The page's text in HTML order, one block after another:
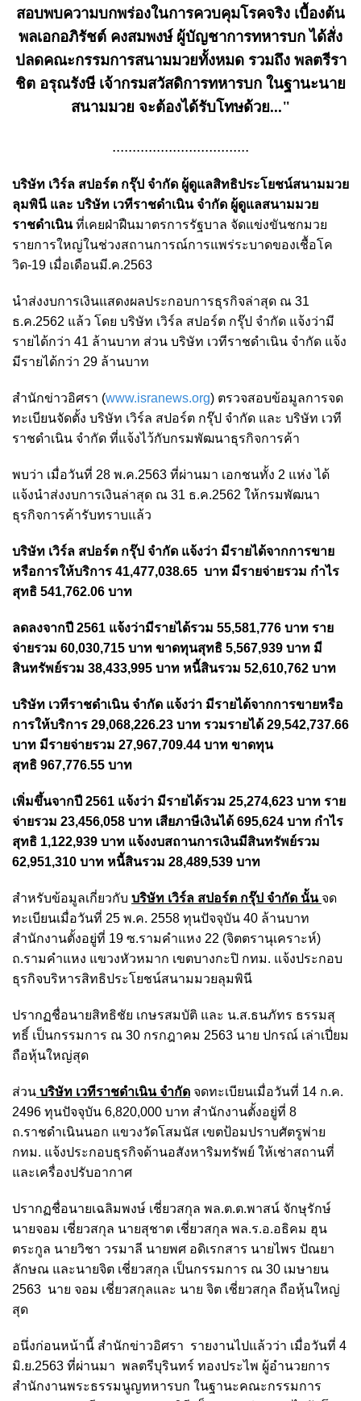
สอบพบความบกพร่องในการควบคุมโรคจริง เบื้องต้น
พลเอกอภิรัชต์ คงสมพงษ์ ผู้บัญชาการทหารบก ได้สั่ง
ปลดคณะกรรมการสนามมวยทั้งหมด รวมถึง พลตรีรา
ชิต อรุณรังษี เจ้ากรมสวัสดิการทหารบก ในฐานะนาย
สนามมวย จะต้องได้รับโทษด้วย..."
..................................
บริษัท เวิร์ล สปอร์ต กรุ๊ป จำกัด ผู้ดูแลสิทธิประโยชน์สนามมวย
ลุมพินี และ บริษัท เวทีราชดำเนิน จำกัด ผู้ดูแลสนามมวย
ราชดำเนินที่เคยฝ่าฝืนมาตรการรัฐบาล จัดแข่งขันชกมวย
รายการใหญ่ในช่วงสถานการณ์การแพร่ระบาดของเชื้อโค
วิด-19 เมื่อเดือนมี.ค.2563
นำส่งงบการเงินแสดงผลประกอบการธุรกิจล่าสุด ณ 31
ธ.ค.2562 แล้ว โดย บริษัท เวิร์ล สปอร์ต กรุ๊ป จำกัด แจ้งว่ามี
รายได้กว่า 41 ล้านบาท ส่วน บริษัท เวทีราชดำเนิน จำกัด แจ้ง
มีรายได้กว่า 29 ล้านบาท
สำนักข่าวอิศรา (www.isranews.org) ตรวจสอบข้อมูลการจด
ทะเบียนจัดตั้ง บริษัท เวิร์ล สปอร์ต กรุ๊ป จำกัด และ บริษัท เวที
ราชดำเนิน จำกัด ที่แจ้งไว้กับกรมพัฒนาธุรกิจการค้า
พบว่า เมื่อวันที่ 28 พ.ค.2563 ที่ผ่านมา เอกชนทั้ง 2 แห่ง ได้
แจ้งนำส่งงบการเงินล่าสุด ณ 31 ธ.ค.2562 ให้กรมพัฒนา
ธุรกิจการค้ารับทราบแล้ว
บริษัท เวิร์ล สปอร์ต กรุ๊ป จำกัด แจ้งว่า มีรายได้จากการขาย
หรือการให้บริการ 41,477,038.65 บาท มีรายจ่ายรวม กำไร
สุทธิ 541,762.06 บาท
ลดลงจากปี 2561 แจ้งว่ามีรายได้รวม 55,581,776 บาท ราย
จ่ายรวม 60,030,715 บาท ขาดทุนสุทธิ 5,567,939 บาท มี
สินทรัพย์รวม 38,433,995 บาท หนี้สินรวม 52,610,762 บาท
บริษัท เวทีราชดำเนิน จำกัด แจ้งว่า มีรายได้จากการขายหรือ
การให้บริการ 29,068,226.23 บาท รวมรายได้ 29,542,737.66
บาท มีรายจ่ายรวม 27,967,709.44 บาท ขาดทุน
สุทธิ 967,776.55 บาท
เพิ่มขึ้นจากปี 2561 แจ้งว่า มีรายได้รวม 25,274,623 บาท ราย
จ่ายรวม 23,456,058 บาท เสียภาษีเงินได้ 695,624 บาท กำไร
สุทธิ 1,122,939 บาท แจ้งงบสถานการเงินมีสินทรัพย์รวม
62,951,310 บาท หนี้สินรวม 28,489,539 บาท
สำหรับข้อมูลเกี่ยวกับ บริษัท เวิร์ล สปอร์ต กรุ๊ป จำกัด นั้น จด
ทะเบียนเมื่อวันที่ 25 พ.ค. 2558 ทุนปัจจุบัน 40 ล้านบาท
สำนักงานตั้งอยู่ที่ 19 ซ.รามคำแหง 22 (จิตตรานุเคราะห์)
ถ.รามคำแหง แขวงหัวหมาก เขตบางกะปิ กทม. แจ้งประกอบ
ธุรกิจบริหารสิทธิประโยชน์สนามมวยลุมพินี
ปรากฏชื่อนายสิทธิชัย เกษรสมบัติ และ น.ส.ธนภัทร ธรรมสุ
ทธิ์ เป็นกรรมการ ณ 30 กรกฎาคม 2563 นาย ปกรณ์ เล่าเปี่ยม
ถือหุ้นใหญ่สุด
ส่วน บริษัท เวทีราชดำเนิน จำกัด จดทะเบียนเมื่อวันที่ 14 ก.ค.
2496 ทุนปัจจุบัน 6,820,000 บาท สำนักงานตั้งอยู่ที่ 8
ถ.ราชดำเนินนอก แขวงวัดโสมนัส เขตป้อมปราบศัตรูพ่าย
กทม. แจ้งประกอบธุรกิจด้านอสังหาริมทรัพย์ ให้เช่าสถานที่
และเครื่องปรับอากาศ
ปรากฏชื่อนายเฉลิมพงษ์ เชี่ยวสกุล พล.ต.ต.พาสน์ จักษุรักษ์
นายจอม เชี่ยวสกุล นายสุชาต เชี่ยวสกุล พล.ร.อ.อธิคม ฮุน
ตระกูล นายวิชา วรมาลี นายพศ อดิเรกสาร นายไพร ปัณยา
ลักษณ และนายจิต เชี่ยวสกุล เป็นกรรมการ ณ 30 เมษายน
2563 นาย จอม เชี่ยวสกุลและ นาย จิต เชี่ยวสกุล ถือหุ้นใหญ่
สุด
อนึ่งก่อนหน้านี้ สำนักข่าวอิศรา รายงานไปแล้วว่า เมื่อวันที่ 4
มิ.ย.2563 ที่ผ่านมา พลตรีบุรินทร์ ทองประไพ ผู้อำนวยการ
สำนักงานพระธรรมนูญทหารบก ในฐานะคณะกรรมการ